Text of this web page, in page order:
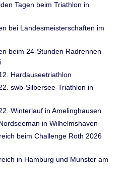
Tagen beim Triathlon in
bei Landesmeisterschaften im
beim 24-Stunden Radrennen
Hardauseetriathlon
swb-Silbersee-Triathlon in
Winterlauf in Amelinghausen
in Wilhelmshaven
beim Challenge Roth 2026
in Hamburg und Munster am